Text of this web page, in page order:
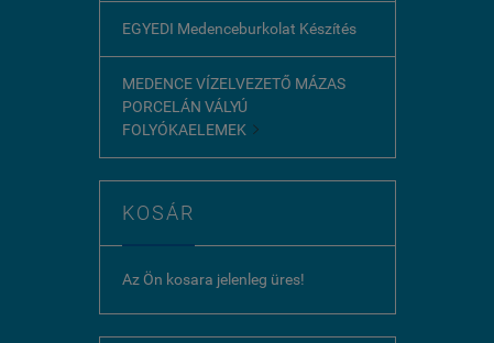
EGYEDI Medenceburkolat Készítés
MEDENCE VÍZELVEZETŐ MÁZAS
PORCELÁN VÁLYÚ
FOLYÓKAELEMEK 
KOSÁR
Az Ön kosara jelenleg üres!